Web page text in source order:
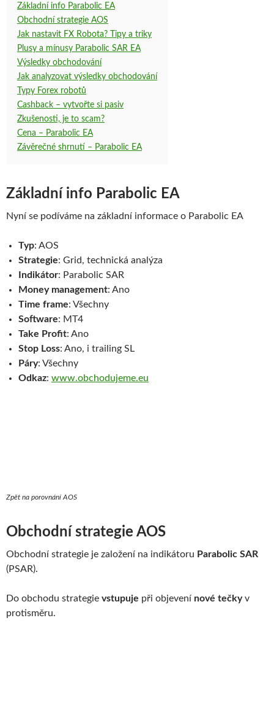
Základní info Parabolic EA
Obchodní strategie AOS
Jak nastavit FX Robota? Tipy a triky
Plusy a mínusy Parabolic SAR EA
Výsledky obchodování
Jak analyzovat výsledky obchodování
Typy Forex robotů
Cashback – vytvořte si pasiv
Zkušenosti, je to scam?
Cena – Parabolic EA
Závěrečné shrnutí – Parabolic EA
Základní info Parabolic EA
Nyní se podíváme na základní informace o Parabolic EA
Typ: AOS
Strategie: Grid, technická analýza
Indikátor: Parabolic SAR
Money management: Ano
Time frame: Všechny
Software: MT4
Take Profit: Ano
Stop Loss: Ano, i trailing SL
Páry: Všechny
Odkaz: www.obchodujeme.eu
Zpět na porovnání AOS
Obchodní strategie AOS
Obchodní strategie je založení na indikátoru Parabolic SAR
(PSAR).
Do obchodu strategie vstupuje při objevení nové tečkyv
protisměru.